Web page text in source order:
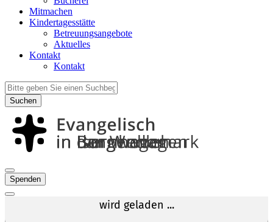
Mitmachen
Kindertagesstätte
Betreuungsangebote
Aktuelles
Kontakt
Kontakt
Suchen
Spenden